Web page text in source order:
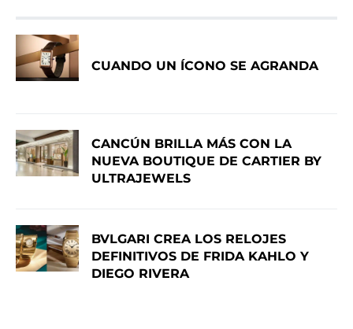
CUANDO UN ÍCONO SE AGRANDA
CANCÚN BRILLA MÁS CON LA
NUEVA BOUTIQUE DE CARTIER BY
ULTRAJEWELS
BVLGARI CREA LOS RELOJES
DEFINITIVOS DE FRIDA KAHLO Y
DIEGO RIVERA